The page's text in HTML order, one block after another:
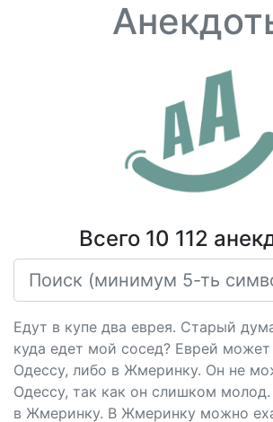
Всего 10 112
Едут в купе два еврея. Старый
куда едет мой сосед? Еврей может
Одессу, либо в Жмеринку. Он не
Одессу, так как он слишком молод.
в Жмеринку. В Жмеринку можно